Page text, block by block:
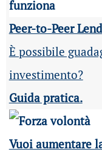
Peer-to-Peer
È possibile
investimento?
Guida pratica.
Vuoi aumentare